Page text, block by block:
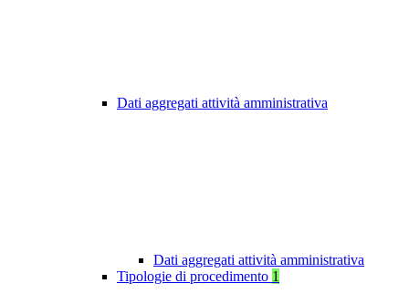
Dati aggregati attività amministrativa
Dati aggregati attività amministrativa
Tipologie di procedimento 1